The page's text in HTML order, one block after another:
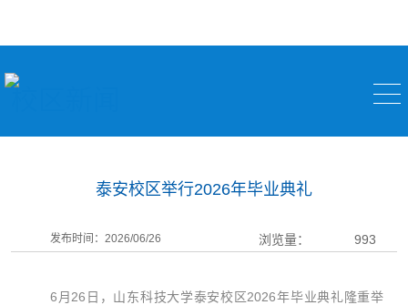
泰安校区举行2026年毕业典礼
发布时间：2026/06/26 浏览量： 993
6月26日，山东科技大学泰安校区2026年毕业典礼隆重举